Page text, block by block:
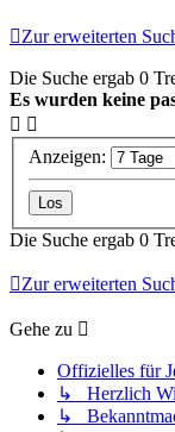
Zur erweiterten
Die Suche ergab 0
Es wurden keine
Anzeigen:
Die Suche ergab 0
Zur erweiterten
Gehe zu
Offizielles für
↳ Herzlich
↳